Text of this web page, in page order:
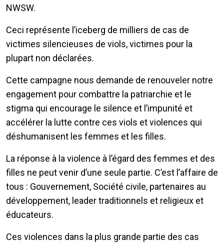
NWSW.
Ceci représente l’iceberg de milliers de cas de
victimes silencieuses de viols, victimes pour la
plupart non déclarées.
Cette campagne nous demande de renouveler notre
engagement pour combattre la patriarchie et le
stigma qui encourage le silence et l’impunité et
accélérer la lutte contre ces viols et violences qui
déshumanisent les femmes et les filles.
La réponse à la violence à l’égard des femmes et des
filles ne peut venir d’une seule partie. C’est l’affaire de
tous : Gouvernement, Société civile, partenaires au
développement, leader traditionnels et religieux et
éducateurs.
Ces violences dans la plus grande partie des cas